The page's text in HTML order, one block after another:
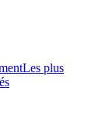
Les plus